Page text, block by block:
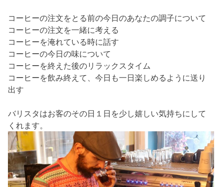
コーヒーの注文をとる前の今日のあなたの調子について
コーヒーの注文を一緒に考える
コーヒーを淹れている時に話す
コーヒーの今日の味について
コーヒーを終えた後のリラックスタイム
コーヒーを飲み終えて、今日も一日楽しめるように送り
出す
バリスタはお客のその日１日を少し嬉しい気持ちにして
くれます。